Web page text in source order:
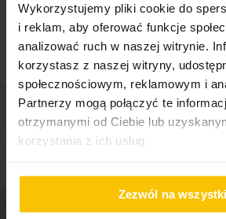
Wykorzystujemy pliki cookie do
i reklam, aby oferować funkcje
analizować ruch w naszej witrynie.
korzystasz z naszej witryny,
społecznościowym, reklamowym i
Partnerzy mogą połączyć te
otrzymanymi od Ciebie lub
korzystania z ich usług.
Zezwól na